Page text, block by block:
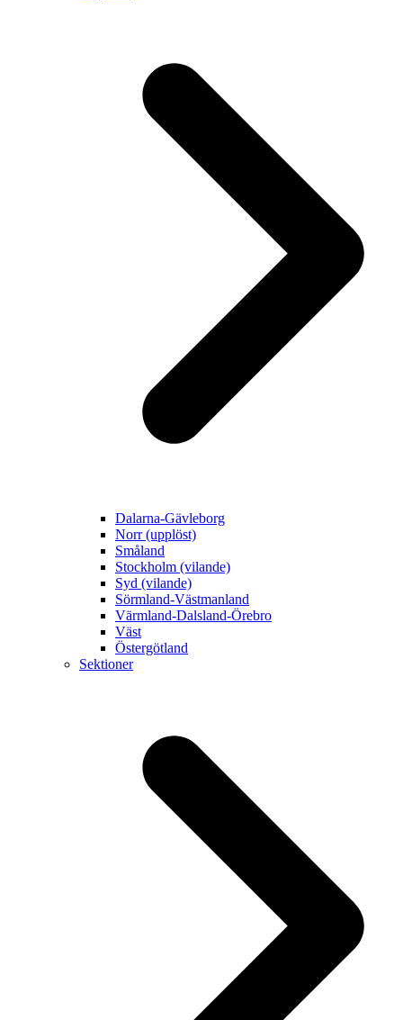
Dalarna-Gävleborg
Norr (upplöst)
Småland
Stockholm (vilande)
Syd (vilande)
Sörmland-Västmanland
Värmland-Dalsland-Örebro
Väst
Östergötland
Sektioner